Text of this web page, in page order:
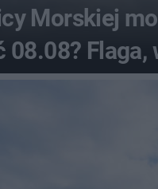
Morskiej
08.08? Flaga,
pogodowe